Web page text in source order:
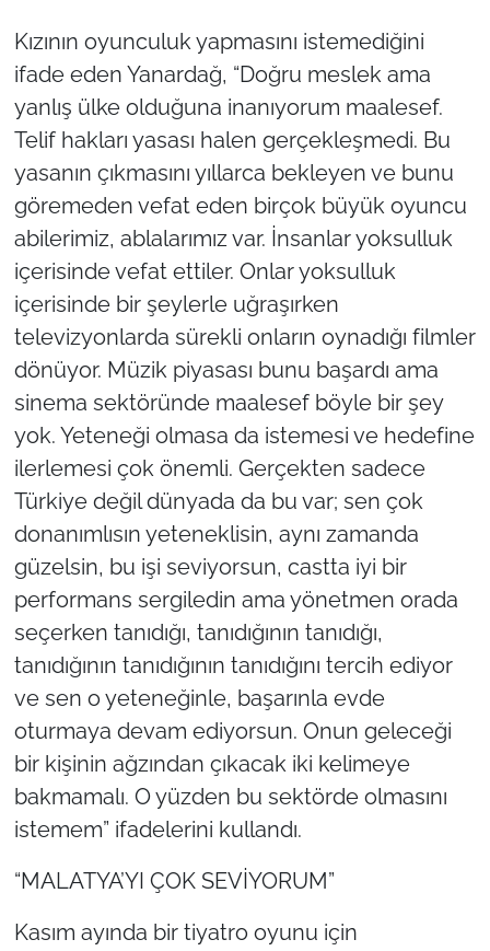
Kızının oyunculuk yapmasını istemediğini
ifade eden Yanardağ, “Doğru meslek ama
yanlış ülke olduğuna inanıyorum maalesef.
Telif hakları yasası halen gerçekleşmedi. Bu
yasanın çıkmasını yıllarca bekleyen ve bunu
göremeden vefat eden birçok büyük oyuncu
abilerimiz, ablalarımız var. İnsanlar yoksulluk
içerisinde vefat ettiler. Onlar yoksulluk
içerisinde bir şeylerle uğraşırken
televizyonlarda sürekli onların oynadığı filmler
dönüyor. Müzik piyasası bunu başardı ama
sinema sektöründe maalesef böyle bir şey
yok. Yeteneği olmasa da istemesi ve hedefine
ilerlemesi çok önemli. Gerçekten sadece
Türkiye değil dünyada da bu var; sen çok
donanımlısın yeteneklisin, aynı zamanda
güzelsin, bu işi seviyorsun, castta iyi bir
performans sergiledin ama yönetmen orada
seçerken tanıdığı, tanıdığının tanıdığı,
tanıdığının tanıdığının tanıdığını tercih ediyor
ve sen o yeteneğinle, başarınla evde
oturmaya devam ediyorsun. Onun geleceği
bir kişinin ağzından çıkacak iki kelimeye
bakmamalı. O yüzden bu sektörde olmasını
istemem” ifadelerini kullandı.
“MALATYA’YI ÇOK SEVİYORUM”
Kasım ayında bir tiyatro oyunu için